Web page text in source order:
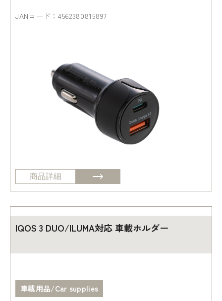
JANコード：4562380815897
商品詳細
IQOS 3 DUO/ILUMA対応 車載ホルダー
車載用品/Car supplies